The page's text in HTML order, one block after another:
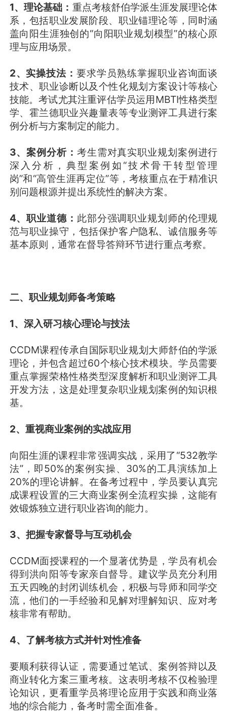
1、理论基础： 重点考核舒伯学派生涯发展理论体
系，包括职业发展阶段、职业锚理论等，同时涵
盖向阳生涯独创的“向阳职业规划模型”的核心原
理与应用场景。
2、实操技法：要求学员熟练掌握职业咨询面谈
技术、职业诊断以及个性化规划方案设计等核心
技能。考试尤其注重评估学员运用MBTI性格类型
学、霍兰德职业兴趣量表等专业测评工具进行案
例分析与方案制定的能力。
3、案例分析： 考生需对真实职业规划案例进行
深入分析，典型案例如“技术骨干转型管理
岗”和“高管生涯再定位”等，考核重点在于精准识
别问题根源并提出系统性的解决方案。
4、职业道德： 此部分强调职业规划师的伦理规
范与职业操守，包括保护客户隐私、诚信服务等
基本原则，通常在督导答辩环节进行重点考察。
二、职业规划师备考策略
1、深入研习核心理论与技法
CCDM课程传承自国际职业规划大师舒伯的学派
理论，并包含超过60个核心技术模块。学员需要
重点掌握荣格性格类型深度解析和职业测评工具
开发方法，这是处理复杂职业规划案例的知识根
基。
2、重视商业案例的实战应用
向阳生涯的课程非常强调实战，采用了“532教学
法”，即50%的案例实操、30%的工具演练加上
20%的理论讲解。在备考过程中，学员要认真完
成课程设置的三大商业案例全流程实操，这能有
效锻炼独立进行职业咨询的能力。
3、把握专家督导与互动机会
CCDM面授课程的一个显著优势是，学员有机会
得到洪向阳等专家亲自督导。建议学员充分利用
五天四晚的封闭训练机会，积极与导师和同学交
流，他们的一手经验和见解对理解知识、应对考
核非常有帮助。
4、了解考核方式并针对性准备
要顺利获得认证，需要通过笔试、案例答辩以及
商业转化方案三重考核。这表明考核不仅检验理
论知识，更看重学员将理论应用于实践和商业落
地的综合能力，备考时需全面准备。